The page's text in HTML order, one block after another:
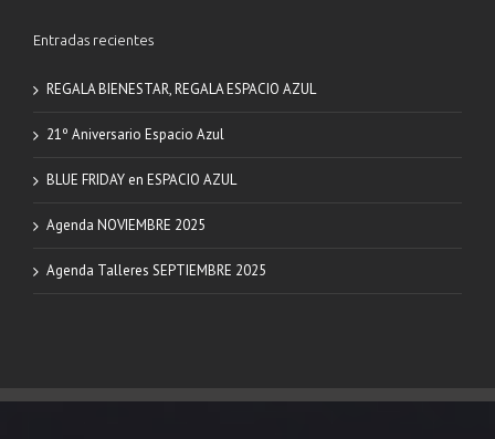
Entradas recientes
REGALA BIENESTAR, REGALA ESPACIO AZUL
21º Aniversario Espacio Azul
BLUE FRIDAY en ESPACIO AZUL
Agenda NOVIEMBRE 2025
Agenda Talleres SEPTIEMBRE 2025